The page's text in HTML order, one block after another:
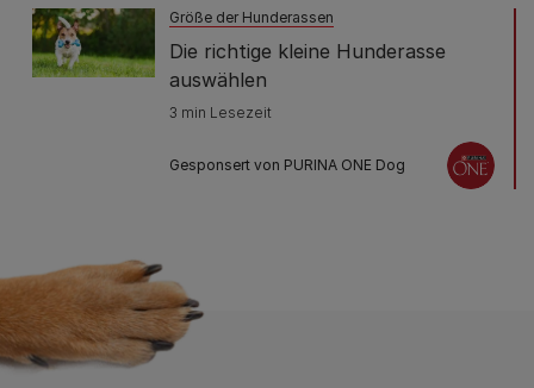
Größe der Hunderassen
Die richtige kleine Hunderasse
auswählen
3 min Lesezeit
Gesponsert von PURINA ONE Dog